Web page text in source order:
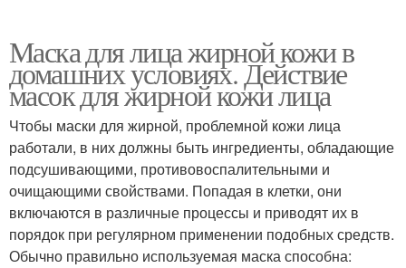
Маска для лица жирной кожи в
домашних условиях. Действие
масок для жирной кожи лица
Чтобы маски для жирной, проблемной кожи лица
работали, в них должны быть ингредиенты, обладающие
подсушивающими, противовоспалительными и
очищающими свойствами. Попадая в клетки, они
включаются в различные процессы и приводят их в
порядок при регулярном применении подобных средств.
Обычно правильно используемая маска способна: